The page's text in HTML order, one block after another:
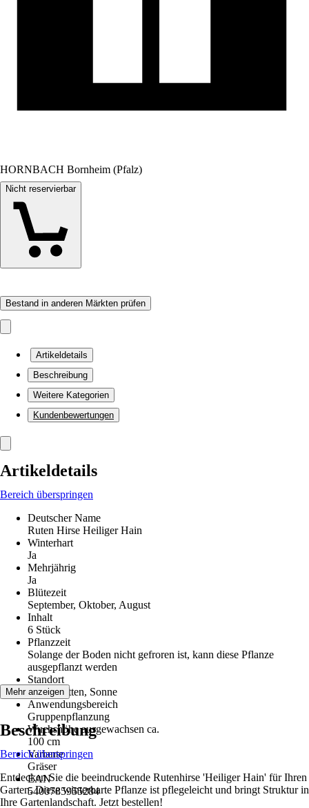
HORNBACH Bornheim (Pfalz)
Nicht reservierbar
Bestand in anderen Märkten prüfen
Artikeldetails
Beschreibung
Weitere Kategorien
Kundenbewertungen
Artikeldetails
Bereich überspringen
Deutscher Name
Ruten Hirse Heiliger Hain
Winterhart
Ja
Mehrjährig
Ja
Blütezeit
September, Oktober, August
Inhalt
6 Stück
Pflanzzeit
Solange der Boden nicht gefroren ist, kann diese Pflanze
ausgepflanzt werden
Standort
Halbschatten, Sonne
Anwendungsbereich
Gruppenpflanzung
Wuchshöhe ausgewachsen ca.
100 cm
Variante
Gräser
EAN
5400785955284
Mehr anzeigen
Beschreibung
Bereich überspringen
Entdecken Sie die beeindruckende Rutenhirse 'Heiliger Hain' für Ihren
Garten. Diese winterharte Pflanze ist pflegeleicht und bringt Struktur in
Ihre Gartenlandschaft. Jetzt bestellen!